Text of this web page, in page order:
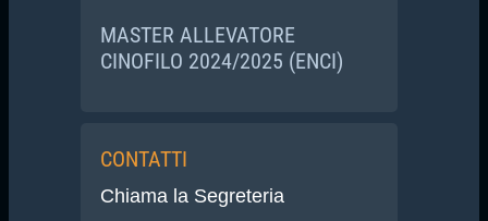
MASTER ALLEVATORE
CINOFILO 2024/2025 (ENCI)
CONTATTI
Chiama la Segreteria